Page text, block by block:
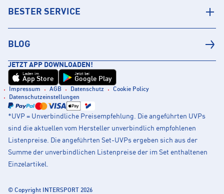
BESTER SERVICE
BLOG
JETZT APP DOWNLOADEN!
Laden im
App Store
Jetzt bei
Google Play
Impressum AGB Datenschutz
Cookie Policy
Datenschutzeinstellungen
*UVP = Unverbindliche Preisempfehlung. Die angeführten UVPs
sind die aktuellen vom Hersteller unverbindlich empfohlenen
Listenpreise. Die angeführten Set-UVPs ergeben sich aus der
Summe der unverbindlichen Listenpreise der im Set enthaltenen
Einzelartikel.
© Copyright INTERSPORT 2026